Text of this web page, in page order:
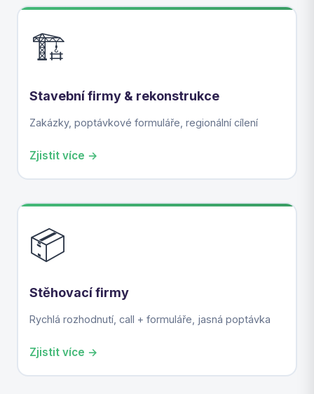
🏗️
Stavební firmy & rekonstrukce
Zakázky, poptávkové formuláře, regionální cílení
Zjistit více →
📦
Stěhovací firmy
Rychlá rozhodnutí, call + formuláře, jasná poptávka
Zjistit více →